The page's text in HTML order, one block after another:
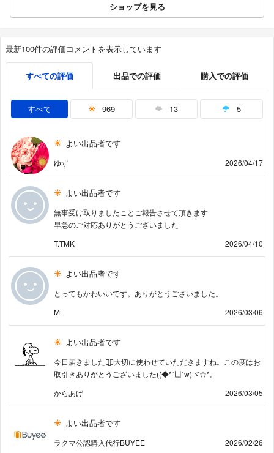
ショップを見る
最新100件の評価コメントを表示しています
すべての評価 出品での評価 購入での評価
すべて 969 13 5
よい出品者です
ゆず 2026/04/17
よい出品者です
無事受け取りましたことご報告させて頂きます
早急のご対応ありがとうございました
T.TMK
2026/04/10
よい出品者です
とってもかわいいです。ありがとうございました。
M
2026/03/06
よい出品者です
今日届きました⠒̫⃝大切に使わせていただきますね。この度はお
取引きありがとうございました((◆*´凵`w)ヾ☆*。
からあげ
2026/03/05
よい出品者です
ラクマ公認購入代行BUYEE 2026/02/26